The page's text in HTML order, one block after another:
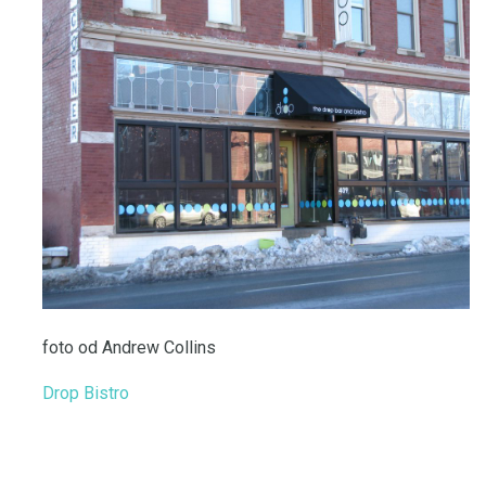
foto od Andrew Collins
Drop Bistro